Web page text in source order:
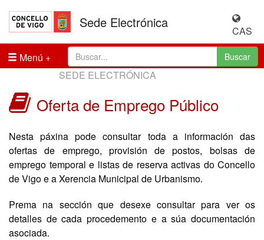
Sede Electrónica
CAS
Menú
Buscar
SEDE ELECTRÓNICA
Oferta de Emprego Público
Nesta páxina pode consultar toda a información das
ofertas de emprego, provisión de postos, bolsas de
emprego temporal e listas de reserva activas do Concello
de Vigo e a Xerencia Municipal de Urbanismo.
Prema na sección que desexe consultar para ver os
detalles de cada procedemento e a súa documentación
asociada.